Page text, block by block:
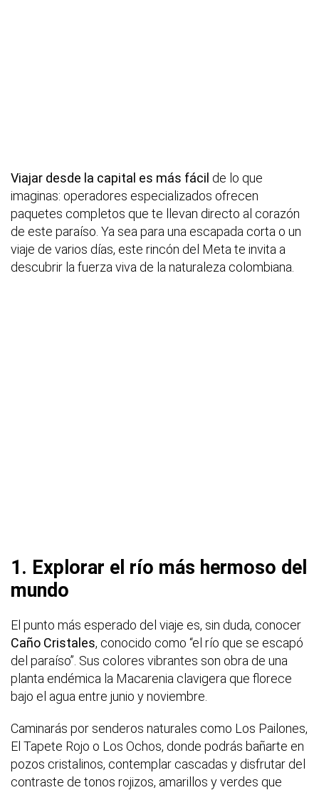
Viajar desde la capital es más fácil de lo que
imaginas: operadores especializados ofrecen
paquetes completos que te llevan directo al corazón
de este paraíso. Ya sea para una escapada corta o un
viaje de varios días, este rincón del Meta te invita a
descubrir la fuerza viva de la naturaleza colombiana.
1. Explorar el río más hermoso del
mundo
El punto más esperado del viaje es, sin duda, conocer
Caño Cristales, conocido como “el río que se escapó
del paraíso”. Sus colores vibrantes son obra de una
planta endémica la Macarenia clavigera que florece
bajo el agua entre junio y noviembre.
Caminarás por senderos naturales como Los Pailones,
El Tapete Rojo o Los Ochos, donde podrás bañarte en
pozos cristalinos, contemplar cascadas y disfrutar del
contraste de tonos rojizos, amarillos y verdes que